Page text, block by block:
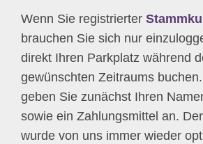
Wenn Sie registrierter
brauchen Sie sich nur
direkt Ihren Parkplatz während
gewünschten Zeitraums
geben Sie zunächst Ihren
sowie ein Zahlungsmittel an.
wurde von uns immer wieder